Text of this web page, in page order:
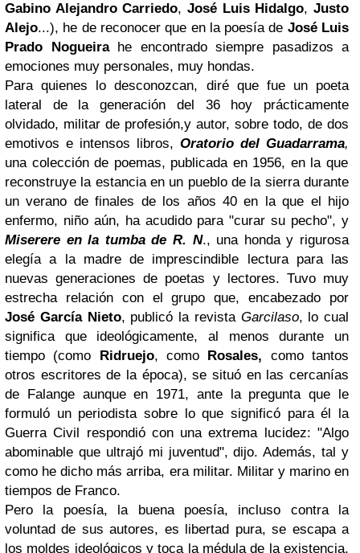
Gabino Alejandro Carriedo,José Luis Hidalgo,Justo
Alejo...), he de reconocer que en la poesía de José Luis
Prado Nogueira he encontrado siempre pasadizos a
emociones muy personales, muy hondas.
Para quienes lo desconozcan, diré que fue un poeta
lateral de la generación del 36 hoy prácticamente
olvidado, militar de profesión,y autor, sobre todo, de dos
emotivos e intensos libros, Oratorio del Guadarrama,
una colección de poemas, publicada en 1956, en la que
reconstruye la estancia en un pueblo de la sierra durante
un verano de finales de los años 40 en la que el hijo
enfermo, niño aún, ha acudido para "curar su pecho", y
Miserere en la tumba de R. N., una honda y rigurosa
elegía a la madre de imprescindible lectura para las
nuevas generaciones de poetas y lectores. Tuvo muy
estrecha relación con el grupo que, encabezado por
José García Nieto, publicó la revista Garcilaso, lo cual
significa que ideológicamente, al menos durante un
tiempo (como Ridruejo, como Rosales, como tantos
otros escritores de la época), se situó en las cercanías
de Falange aunque en 1971, ante la pregunta que le
formuló un periodista sobre lo que significó para él la
Guerra Civil respondió con una extrema lucidez: "Algo
abominable que ultrajó mi juventud", dijo. Además, tal y
como he dicho más arriba, era militar. Militar y marino en
tiempos de Franco.
Pero la poesía, la buena poesía, incluso contra la
voluntad de sus autores, es libertad pura, se escapa a
los moldes ideológicos y toca la médula de la existencia,